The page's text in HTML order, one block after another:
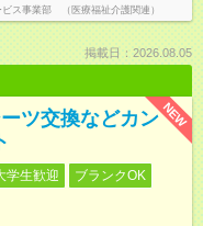
ス事業部 （医療福祉介護関連）
掲載日：2026.08.05
NEW
ツ交換などカン
学生歓迎
ブランクOK